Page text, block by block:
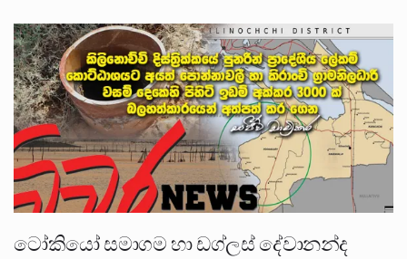
ටෝකියෝ සමාගම හා ඩග්ලස් දේවානන්ද